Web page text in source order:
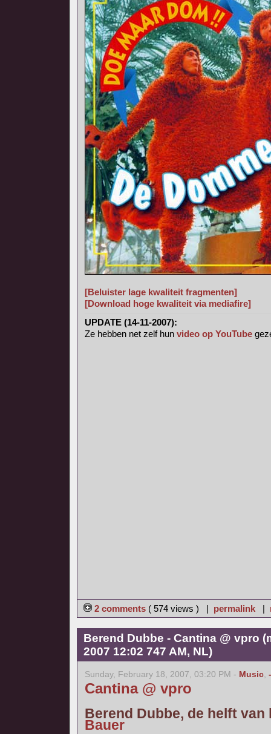
[Beluister lage kwaliteit fragmenten]
[Download hoge kwaliteit via mediafire]
UPDATE (14-11-2007):
Ze hebben net zelf hun video op YouTube
2 comments ( 574 views ) | permalink |
Berend Dubbe - Cantina @ vpro
2007 12:02 747 AM, NL)
Sunday, February 18, 2007, 03:20 PM - Music,
Cantina @ vpro
Berend Dubbe, de helft van
Bauer